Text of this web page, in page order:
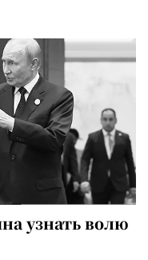
узнать волю